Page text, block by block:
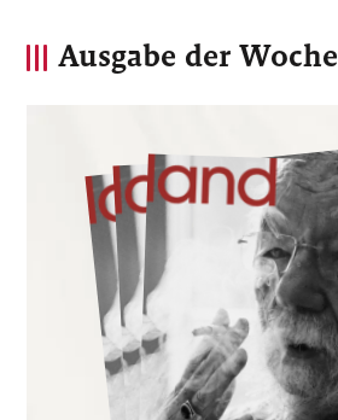
Ausgabe der Woche